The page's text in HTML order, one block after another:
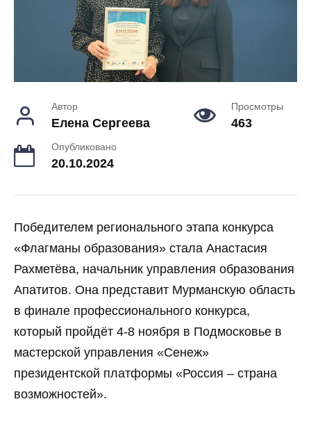
Автор
Елена Сергеева
Просмотры
463
Опубликовано
20.10.2024
Победителем регионального этапа конкурса
«Флагманы образования» стала Анастасия
Рахметёва, начальник управления образования
Апатитов. Она представит Мурманскую область
в финале профессионального конкурса,
который пройдёт 4-8 ноября в Подмосковье в
мастерской управления «Сенеж»
президентской платформы «Россия – страна
возможностей».